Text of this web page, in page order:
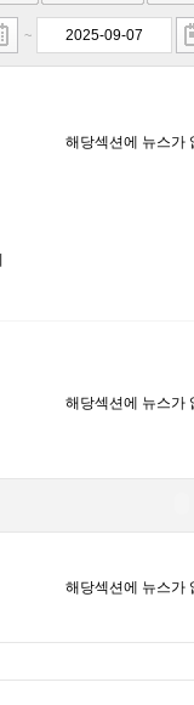
~
해당섹션에 뉴스가
해당섹션에 뉴스가
해당섹션에 뉴스가